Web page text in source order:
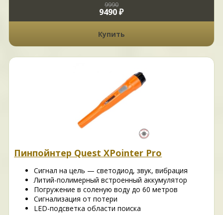
9990
9490 ₽
Купить
Пинпойнтер Quest XPointer Pro
Сигнал на цель — светодиод, звук, вибрация
Литий-полимерный встроенный аккумулятор
Погружение в соленую воду до 60 метров
Сигнализация от потери
LED-подсветка области поиска